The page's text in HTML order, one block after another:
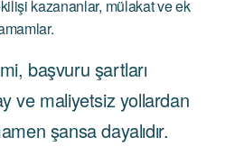
kazananlar, mülakat ve ek
başvuru şartları
ve maliyetsiz yollardan
şansa dayalıdır.